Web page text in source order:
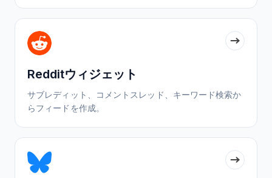
Redditウィジェット
サブレディット、コメントスレッド、キーワード検索か
らフィードを作成。